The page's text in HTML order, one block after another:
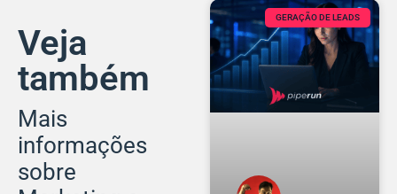
Veja
também
Mais
informações
sobre
GERAÇÃO DE LEADS